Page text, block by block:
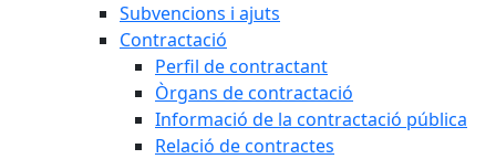
Subvencions i ajuts
Contractació
Perfil de contractant
Òrgans de contractació
Informació de la contractació pública
Relació de contractes